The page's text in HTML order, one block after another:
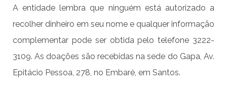
A entidade lembra que ninguém está autorizado a
recolher dinheiro em seu nome e qualquer informação
complementar pode ser obtida pelo telefone 3222-
3109. As doações são recebidas na sede do Gapa, Av.
Epitácio Pessoa, 278, no Embaré, em Santos.